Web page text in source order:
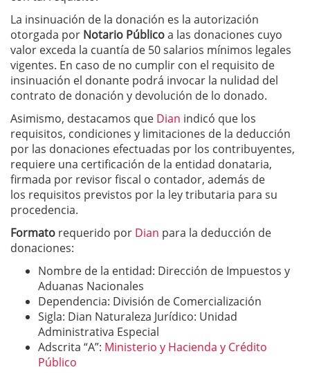
La insinuación de la donación es la autorización
otorgada por Notario Públicoa las donaciones cuyo
valor exceda la cuantía de 50 salarios mínimos legales
vigentes. En caso de no cumplir con el requisito de
insinuación el donante podrá invocar la nulidad del
contrato de donación y devolución de lo donado.
Asimismo, destacamos que Dian indicó que los
requisitos, condiciones y limitaciones de la deducción
por las donaciones efectuadas por los contribuyentes,
requiere una certificación de la entidad donataria,
firmada por revisor fiscal o contador, además de
los requisitos previstos por la ley tributaria para su
procedencia.
Formato requerido por Dian para la deducción de
donaciones:
Nombre de la entidad: Dirección de Impuestos y
Aduanas Nacionales
Dependencia: División de Comercialización
Sigla: Dian Naturaleza Jurídico: Unidad
Administrativa Especial
Adscrita “A”: Ministerio y Hacienda y Crédito
Público